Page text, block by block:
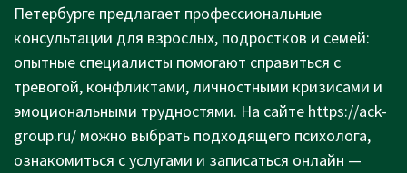
Петербурге предлагает профессиональные
консультации для взрослых, подростков и семей:
опытные специалисты помогают справиться с
тревогой, конфликтами, личностными кризисами и
эмоциональными трудностями. На сайте https://ack-
group.ru/ можно выбрать подходящего психолога,
ознакомиться с услугами и записаться онлайн —